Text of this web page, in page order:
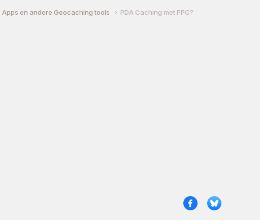
Apps en andere Geocaching tools PDA Caching met PPC?